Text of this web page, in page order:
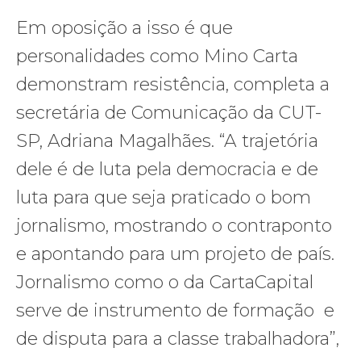
Em oposição a isso é que
personalidades como Mino Carta
demonstram resistência, completa a
secretária de Comunicação da CUT-
SP, Adriana Magalhães. “A trajetória
dele é de luta pela democracia e de
luta para que seja praticado o bom
jornalismo, mostrando o contraponto
e apontando para um projeto de país.
Jornalismo como o da CartaCapital
serve de instrumento de formação e
de disputa para a classe trabalhadora”,